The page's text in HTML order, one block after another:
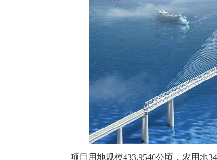
项目用地规模433.9540公顷，农用地